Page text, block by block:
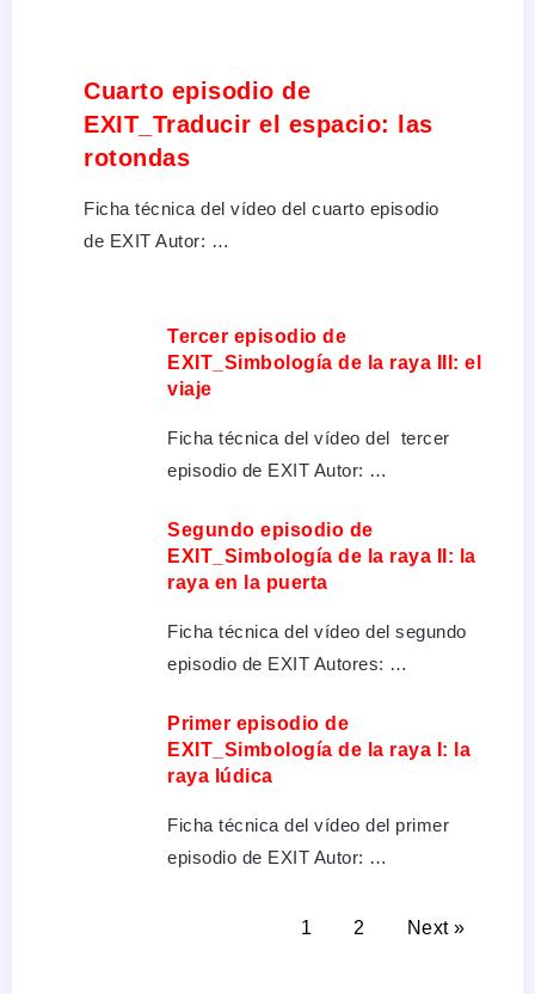
Cuarto episodio de
EXIT_Traducir el espacio: las
rotondas
Ficha técnica del vídeo del cuarto episodio
de EXIT Autor: …
Tercer episodio de
EXIT_Simbología de la raya III: el
viaje
Ficha técnica del vídeo del tercer
episodio de EXIT Autor: …
Segundo episodio de
EXIT_Simbología de la raya II: la
raya en la puerta
Ficha técnica del vídeo del segundo
episodio de EXIT Autores: …
Primer episodio de
EXIT_Simbología de la raya I: la
raya lúdica
Ficha técnica del vídeo del primer
episodio de EXIT Autor: …
1 2 Next »